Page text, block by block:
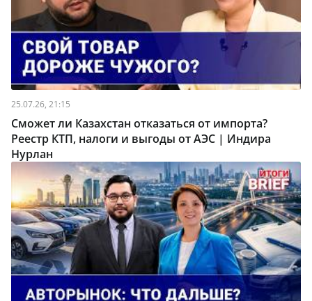
25.07.26, 21:15
Сможет ли Казахстан отказаться от импорта?
Реестр КТП, налоги и выгоды от АЭС | Индира
Нурлан